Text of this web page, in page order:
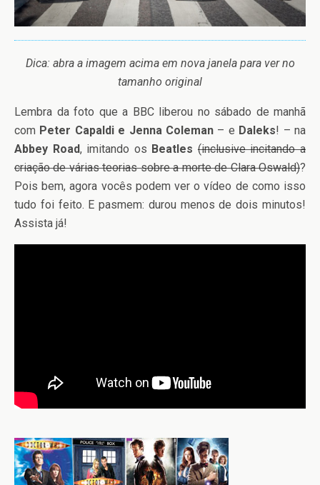
Dica: abra a imagem acima em nova janela para ver no
tamanho original
Lembra da foto que a BBC liberou no sábado de manhã
com Peter Capaldi e Jenna Coleman – e Daleks! – na
Abbey Road, imitando os Beatles (inclusive incitando a
criação de várias teorias sobre a morte de Clara Oswald)?
Pois bem, agora vocês podem ver o vídeo de como isso
tudo foi feito. E pasmem: durou menos de dois minutos!
Assista já!